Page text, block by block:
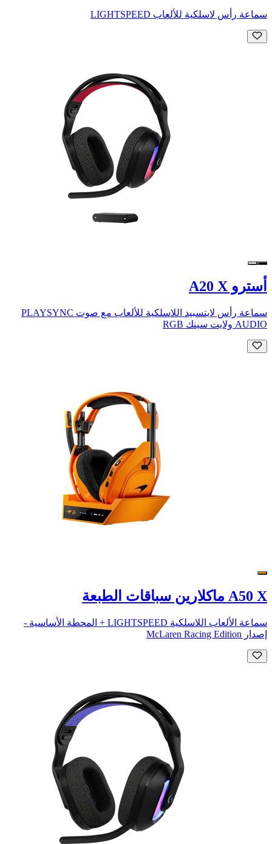
سماعة رأس لاسلكية للألعاب LIGHTSPEED
أسترو A20 X
سماعة رأس لايتسبيد اللاسلكية للألعاب مع صوت PLAYSYNC
AUDIO ولايت سينك RGB
A50 X ماكلارين سباقات الطبعة
سماعة الألعاب اللاسلكية LIGHTSPEED + المحطة الأساسية -
إصدار McLaren Racing Edition